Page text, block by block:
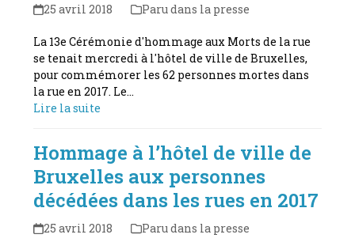
25 avril 2018 Paru dans la presse
La 13e Cérémonie d'hommage aux Morts de la rue
se tenait mercredi à l'hôtel de ville de Bruxelles,
pour commémorer les 62 personnes mortes dans
la rue en 2017. Le…
Lire la suite
Hommage à l’hôtel de ville de
Bruxelles aux personnes
décédées dans les rues en 2017
25 avril 2018 Paru dans la presse